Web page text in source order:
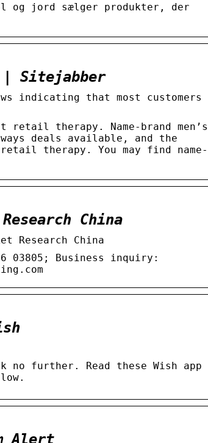
og jord sælger produkter, der
| Sitejabber
indicating that most customers
therapy. Name-brand men’s
deals available, and the
therapy. You may find name-
China
Research China
03805; Business inquiry:
further. Read these Wish app
Alert